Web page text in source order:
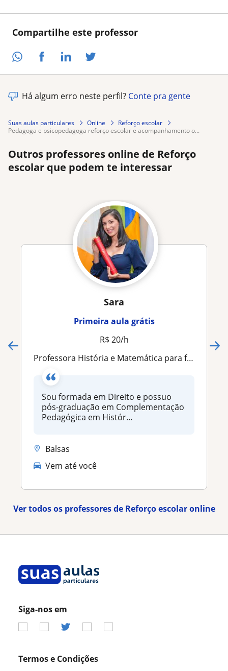
Compartilhe este professor
Há algum erro neste perfil? Conte pra gente
Suas aulas particulares Online
Reforço escolar
pedagoga e psicopedagoga reforço escolar e acompanhamento o...
Outros professores online de Reforço
escolar que podem te interessar
Sara
Primeira aula grátis
R$ 20/h
Professora História e Matemática para fundamental e médio
Sou formada em Direito e possuo
pós-graduação em Complementação
Pedagógica em Histór...
Balsas
Vem até você
Ver todos os professores de Reforço escolar online
Siga-nos em
Termos e Condições